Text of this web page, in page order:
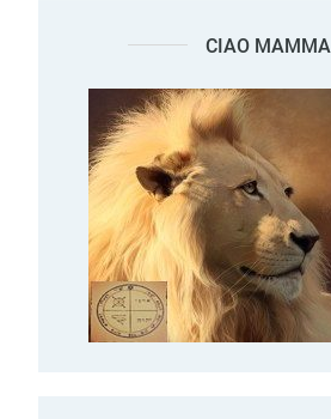
CIAO MAMMA